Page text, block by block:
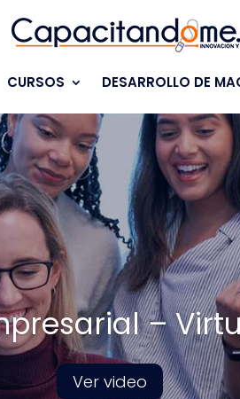
CURSOS DESARROLLO DE
–
Ver video